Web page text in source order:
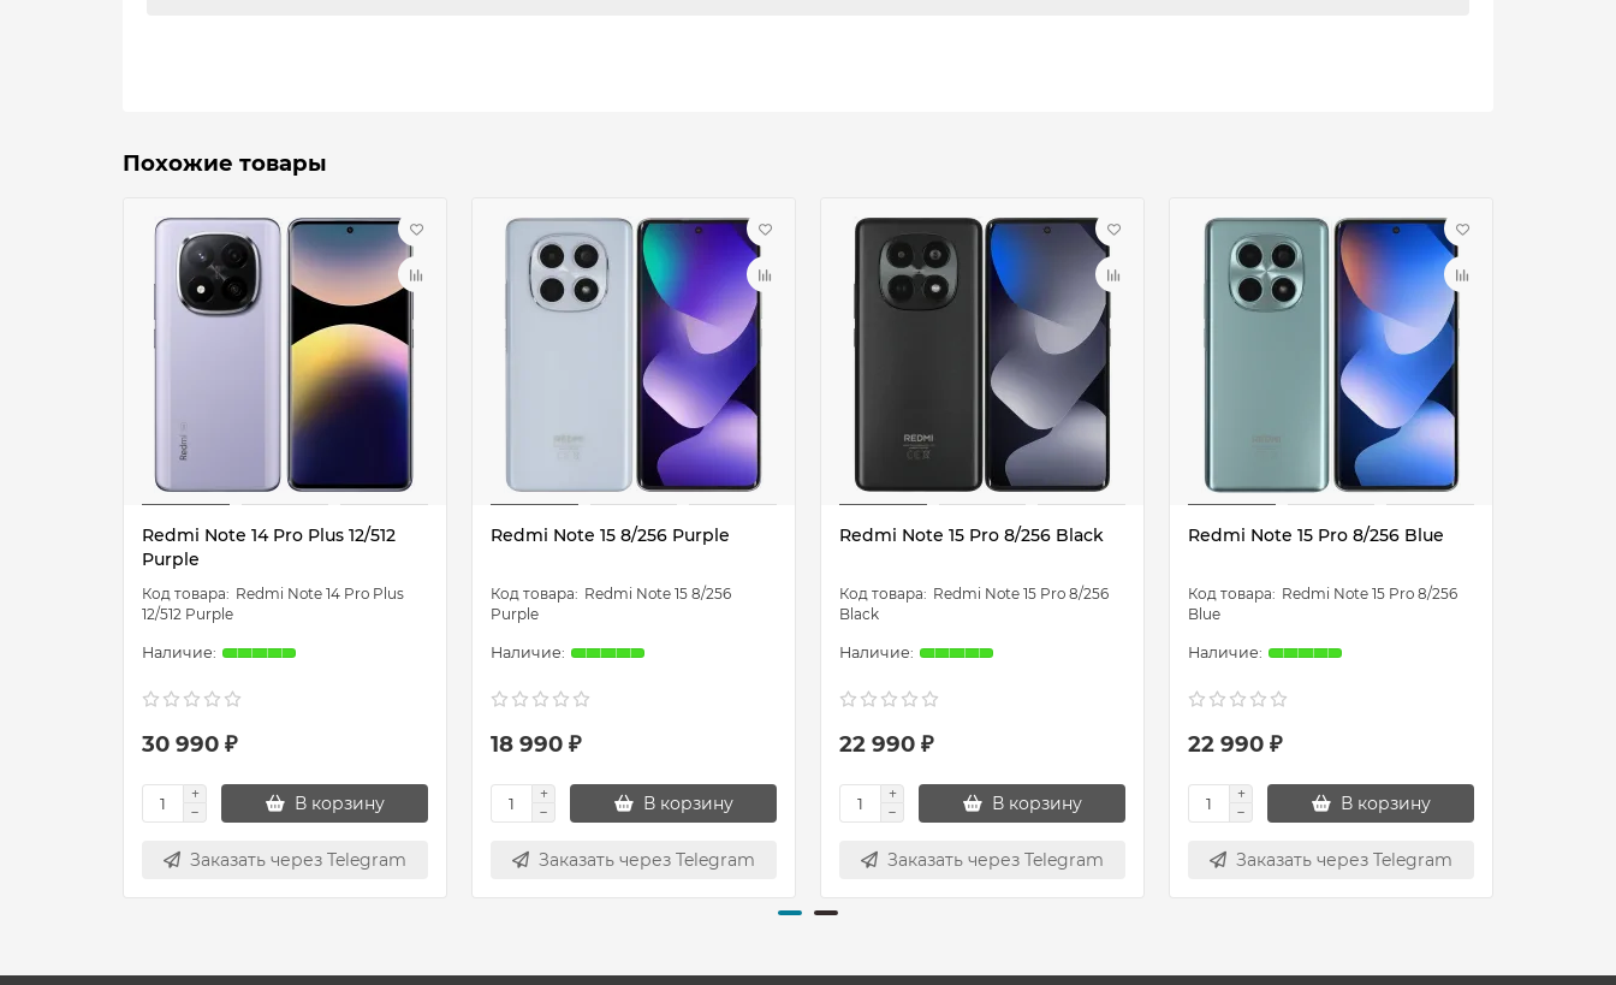
Похожие товары
Redmi Note 14 Pro Plus 12/512
Purple
Redmi Note 14 Pro Plus
12/512 Purple
30 990 ₽
В корзину
Заказать через Telegram
Redmi Note 15 8/256 Purple
Redmi Note 15 8/256
Purple
18 990 ₽
В корзину
Заказать через Telegram
Redmi Note 15 Pro 8/256 Black
Redmi Note 15 Pro 8/256
Black
22 990 ₽
В корзину
Заказать через Telegram
Redmi Note 15 Pro 8/256 Blue
Redmi Note 15 Pro 8/256
Blue
22 990 ₽
В корзину
Заказать через Telegram